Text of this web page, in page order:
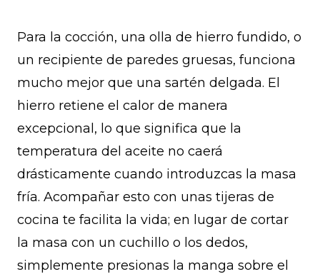
Para la cocción, una olla de hierro fundido, o
un recipiente de paredes gruesas, funciona
mucho mejor que una sartén delgada. El
hierro retiene el calor de manera
excepcional, lo que significa que la
temperatura del aceite no caerá
drásticamente cuando introduzcas la masa
fría. Acompañar esto con unas tijeras de
cocina te facilita la vida; en lugar de cortar
la masa con un cuchillo o los dedos,
simplemente presionas la manga sobre el